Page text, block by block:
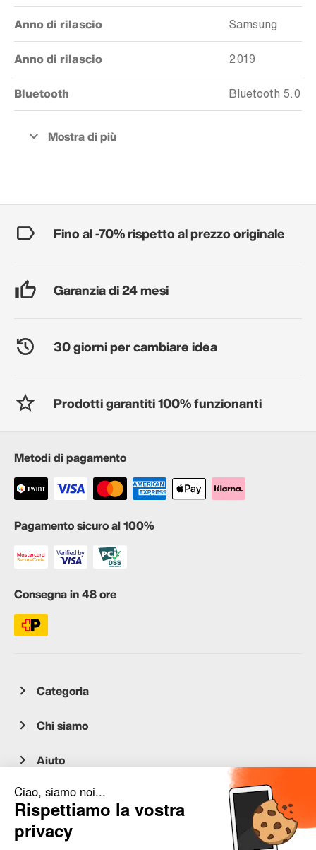
Anno di rilascio Samsung
Anno di rilascio 2019
Bluetooth Bluetooth 5.0
Fino al -70% rispetto al prezzo originale
Garanzia di 24 mesi
30 giorni per cambiare idea
Prodotti garantiti 100% funzionanti
Metodi di pagamento
Pagamento sicuro al 100%
Consegna in 48 ore
Categoria
Chi siamo
Aiuto
Servizio clienti
occasion.migros.mobile@recommerce.com